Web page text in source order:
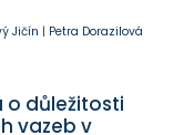
Jičín | Petra Dorazilová
o důležitosti
vazeb v